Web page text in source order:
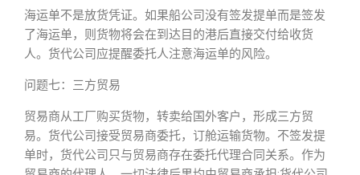
海运单不是放货凭证。如果船公司没有签发提单而是签发
了海运单，则货物将会在到达目的港后直接交付给收货
人。货代公司应提醒委托人注意海运单的风险。
问题七：三方贸易
贸易商从工厂购买货物，转卖给国外客户，形成三方贸
易。货代公司接受贸易商委托，订舱运输货物。不签发提
单时，货代公司只与贸易商存在委托代理合同关系。作为